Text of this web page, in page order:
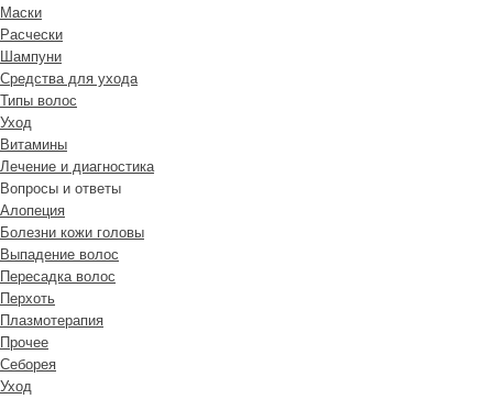
Маски
Расчески
Шампуни
Средства для ухода
Типы волос
Уход
Витамины
Лечение и диагностика
Вопросы и ответы
Алопеция
Болезни кожи головы
Выпадение волос
Пересадка волос
Перхоть
Плазмотерапия
Прочее
Себорея
Уход